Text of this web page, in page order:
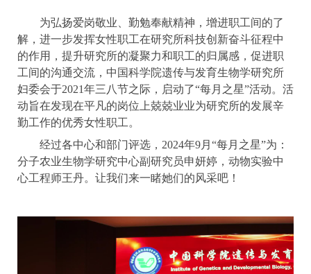
为弘扬爱岗敬业、勤勉奉献精神，增进职工间的了
解，进一步发挥女性职工在研究所科技创新奋斗征程中
的作用，提升研究所的凝聚力和职工的归属感，促进职
工间的沟通交流，中国科学院遗传与发育生物学研究所
妇委会于2021年三八节之际，启动了“每月之星”活动。活
动旨在发现在平凡的岗位上兢兢业业为研究所的发展辛
勤工作的优秀女性职工。
经过各中心和部门评选，2024年9月“每月之星”为：
分子农业生物学研究中心副研究员申妍婷，动物实验中
心工程师王丹。让我们来一睹她们的风采吧！